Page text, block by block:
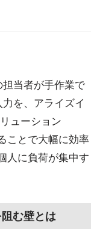
当者が手作業で
を、アライズイ
ューション
ことで大幅に効率
人に負荷が集中す
む壁とは